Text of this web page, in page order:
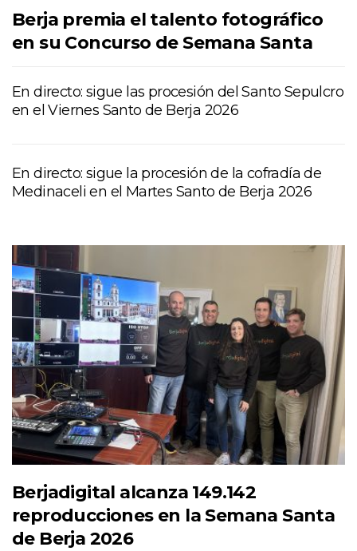
Berja premia el talento fotográfico
en su Concurso de Semana Santa
En directo: sigue las procesión del Santo Sepulcro
en el Viernes Santo de Berja 2026
En directo: sigue la procesión de la cofradía de
Medinaceli en el Martes Santo de Berja 2026
Berjadigital alcanza 149.142
reproducciones en la Semana Santa
de Berja 2026